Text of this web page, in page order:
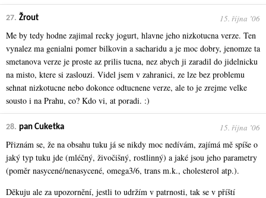
27. Žrout 15. října ʼ06
Me by tedy hodne zajimal recky jogurt, hlavne jeho nizkotucna verze. Ten
vynalez ma genialni pomer bilkovin a sacharidu a je moc dobry, jenomze ta
smetanova verze je proste az prilis tucna, nez abych ji zaradil do jidelnicku
na misto, ktere si zaslouzi. Videl jsem v zahranici, ze lze bez problemu
sehnat nizkotucne nebo dokonce odtucnene verze, ale to je zrejme velke
sousto i na Prahu, co? Kdo vi, at poradi. :)
28. pan Cuketka 15. října ʼ06
Přiznám se, že na obsahu tuku já se nikdy moc nedívám, zajímá mě spíše o
jaký typ tuku jde (mléčný, živočišný, rostlinný) a jaké jsou jeho parametry
(poměr nasycené/nenasycené, omega3/6, trans m.k., cholesterol atp.).
Děkuju ale za upozornění, jestli to udržím v patrnosti, tak se v příští